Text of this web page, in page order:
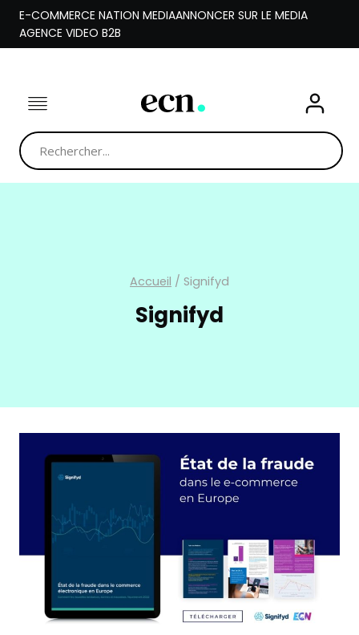
Aller
contenu
E-COMMERCE NATION MEDIAANNONCER SUR LE MEDIA
AGENCE VIDEO B2B
Accueil / Signifyd
Signifyd